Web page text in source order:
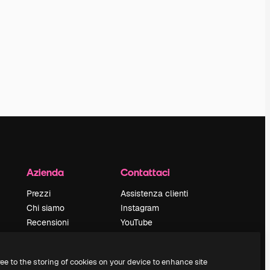
Azienda
Prezzi
Chi siamo
Recensioni
Blog
Contattaci
Assistenza clienti
Instagram
YouTube
Discord
to the storing of cookies on your device to enhance site